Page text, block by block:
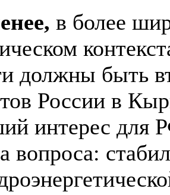
в более
должны быть
России в
интерес
вопроса: